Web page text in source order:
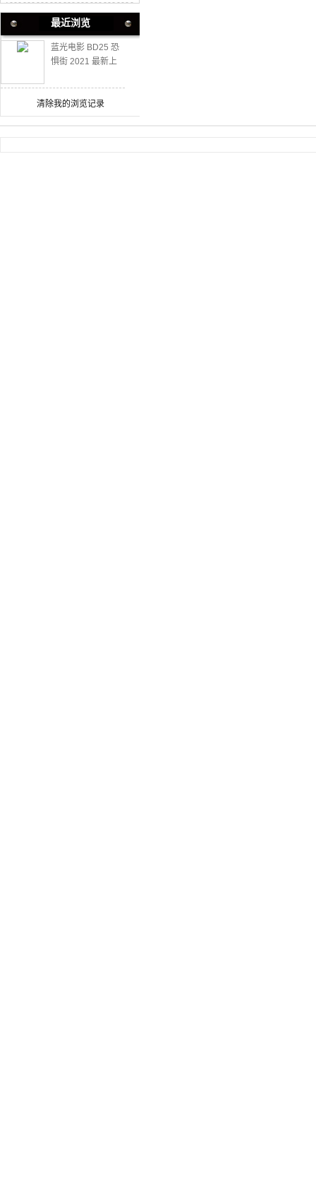
最近浏览
蓝光电影 BD25 恐
惧街 2021 最新上
清除我的浏览记录